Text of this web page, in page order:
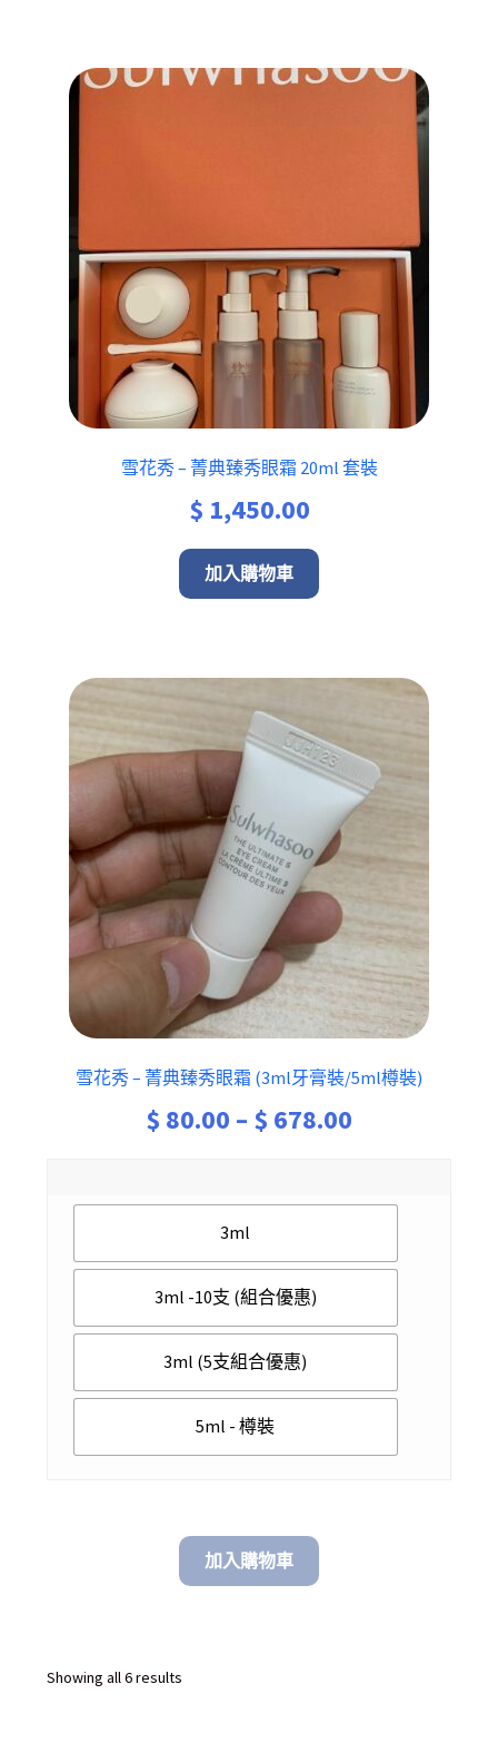
雪花秀 – 菁典臻秀眼霜 20ml 套裝
$ 1,450.00
加入購物車
雪花秀 – 菁典臻秀眼霜 (3ml牙膏裝/5ml樽裝)
$ 80.00 – $ 678.00
$ 80.00
3ml
3ml -10支 (組合優惠)
3ml (5支組合優惠)
5ml - 樽裝
加入購物車
Showing all 6 resultsSorted